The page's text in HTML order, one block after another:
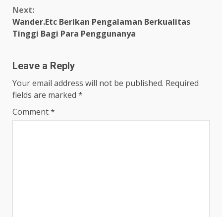
Next:
Wander.Etc Berikan Pengalaman Berkualitas
Tinggi Bagi Para Penggunanya
Leave a Reply
Your email address will not be published. Required
fields are marked *
Comment*